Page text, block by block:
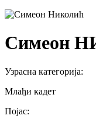
Симеон
Узрасна категорија:
Млађи кадет
Појас: